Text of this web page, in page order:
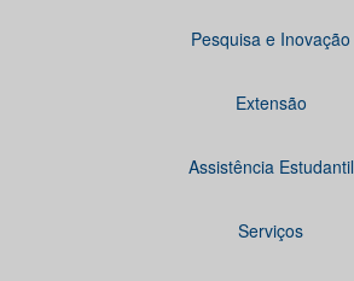
Pesquisa e Inovação
Extensão
Assistência Estudantil
Serviços